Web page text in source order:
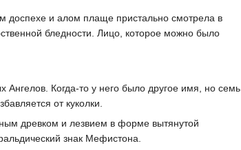
доспехе и алом плаще пристально смотрела в
бледности. Лицо, которое можно было
Когда-то у него было другое имя, но семь
от куколки.
древком и лезвием в форме вытянутой
знак Мефистона.